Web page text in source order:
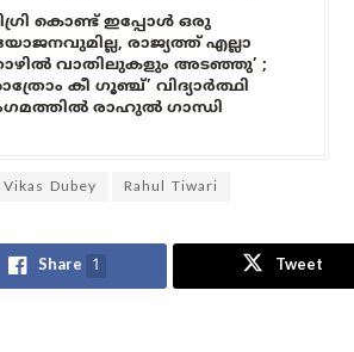
കൊണ്ട് ഇപ്പോൾ ഒരു
രാജ്യത്ത് എല്ലാ
വാതിലുകളും അടഞ്ഞു’ ;
കീ ഗൂഞ്ച്’ വിദ്യാർത്ഥി
രാഹുൽ ഗാന്ധി
Vikas Dubey Rahul Tiwari
Share 1 Tweet